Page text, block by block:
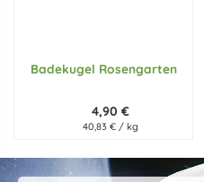
Badekugel Rosengarten
4,90 €
40,83 € / kg